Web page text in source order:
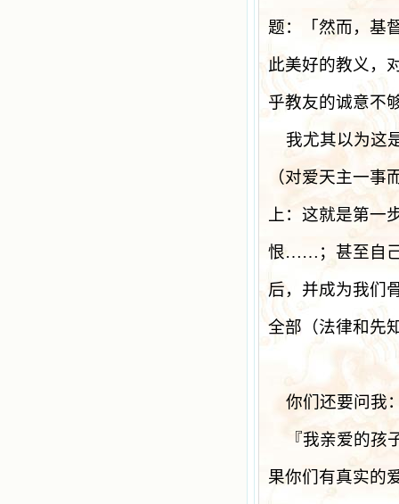
题：「然而，基
此美好的教义，
乎教友的诚意不
我尤其以为这
（对爱天主一
上：这就是第
恨……；甚至自
后，并成为我们
全部（法律和先
你们还要问我
『我亲爱的
果你们有真实的